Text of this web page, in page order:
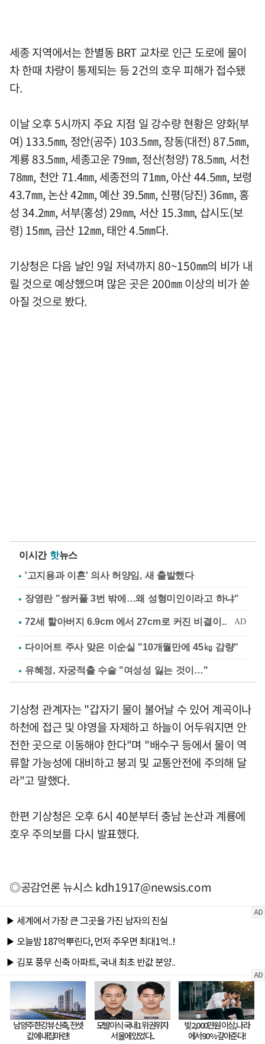
세종 지역에서는 한별동 BRT 교차로 인근 도로에 물이
차 한때 차량이 통제되는 등 2건의 호우 피해가 접수됐
다.
이날 오후 5시까지 주요 지점 일 강수량 현황은 양화(부
여) 133.5㎜, 정안(공주) 103.5㎜, 장동(대전) 87.5㎜,
계룡 83.5㎜, 세종고운 79㎜, 정산(청양) 78.5㎜, 서천
78㎜, 천안 71.4㎜, 세종전의 71㎜, 아산 44.5㎜, 보령
43.7㎜, 논산 42㎜, 예산 39.5㎜, 신평(당진) 36㎜, 홍
성 34.2㎜, 서부(홍성) 29㎜, 서산 15.3㎜, 삽시도(보
령) 15㎜, 금산 12㎜, 태안 4.5㎜다.
기상청은 다음 날인 9일 저녁까지 80~150㎜의 비가 내
릴 것으로 예상했으며 많은 곳은 200㎜ 이상의 비가 쏟
아질 것으로 봤다.
이시간 핫뉴스
'고지용과 이혼' 의사 허양임, 새 출발했다
장영란 "쌍커풀 3번 밖에…왜 성형미인이라고 하냐"
다이어트 주사 맞은 이순실 "10개월만에 45㎏ 감량"
유혜정, 자궁적출 수술 "여성성 잃는 것이…"
기상청 관계자는 "갑자기 물이 불어날 수 있어 계곡이나
하천에 접근 및 야영을 자제하고 하늘이 어두워지면 안
전한 곳으로 이동해야 한다"며 "배수구 등에서 물이 역
류할 가능성에 대비하고 붕괴 및 교통안전에 주의해 달
라"고 말했다.
한편 기상청은 오후 6시 40분부터 충남 논산과 계룡에
호우 주의보를 다시 발표했다.
◎공감언론 뉴시스kdh1917@newsis.com